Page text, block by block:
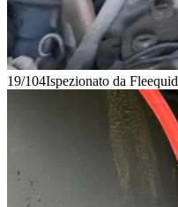
19/104Ispezionato da Fleequid